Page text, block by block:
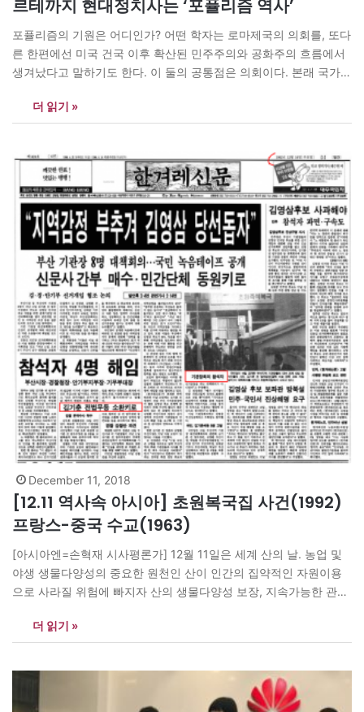
르테까지 현대정치사는 ‘포퓰리즘 역사’
포퓰리즘의 기원은 어디인가? 어떤 학자는 로마제국의 의회를, 또다
른 한편에선 미국 건국 이후 확산된 민주주의와 공화주의 흐름에서
생겨났다고 말하기도 한다. 이 둘의 공통점은 의회이다. 본래 국가운
실제로는 국민을 앞세워 자기 자신과 정파의 이익을 챙기는 정치인
들에 의해 오염되는 일이 다반사다. 바로 이때 빠지지 않고 등장하
더 읽기 »
December 11, 2018
[12.11 역사속 아시아] 초원복국집 사건(1992)
프랑스-중국 수교(1963)
[아시아엔=손혁재 시사평론가] 12월 11일은 세계 산의 날. 농업 및
야생 생물다양성의 중요한 원천인 산이 인간의 집약적인 자원이용
으로 사라질 위험에 빠지자 산의 생물다양성 보장, 지속가능한 관리
10주년인 2002년 지정. -935(신라 경순왕 9) 신라 멸망 -1855(조
선 철종 6) 을사늑약 때 자결한 매천…
더 읽기 »